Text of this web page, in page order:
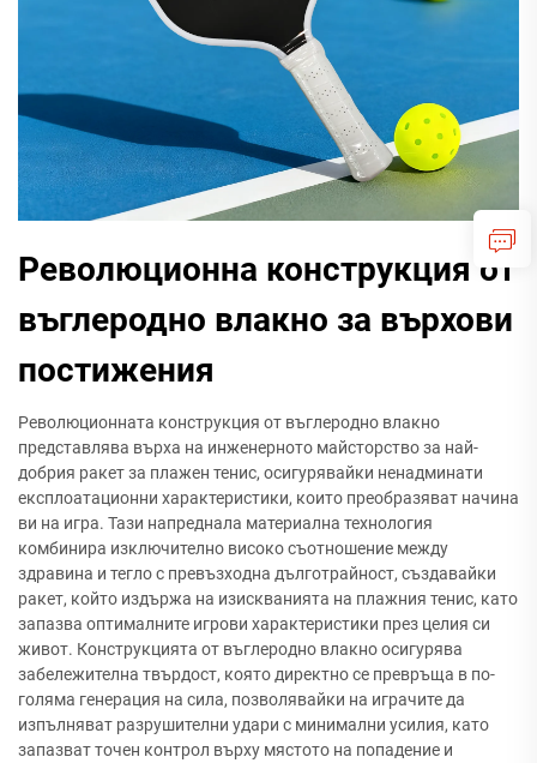
Революционна конструкция от
въглеродно влакно за върхови
постижения
Революционната конструкция от въглеродно влакно
представлява върха на инженерното майсторство за най-
добрия ракет за плажен тенис, осигурявайки ненадминати
експлоатационни характеристики, които преобразяват начина
ви на игра. Тази напреднала материална технология
комбинира изключително високо съотношение между
здравина и тегло с превъзходна дълготрайност, създавайки
ракет, който издържа на изискванията на плажния тенис, като
запазва оптималните игрови характеристики през целия си
живот. Конструкцията от въглеродно влакно осигурява
забележителна твърдост, която директно се превръща в по-
голяма генерация на сила, позволявайки на играчите да
изпълняват разрушителни удари с минимални усилия, като
запазват точен контрол върху мястото на попадение и